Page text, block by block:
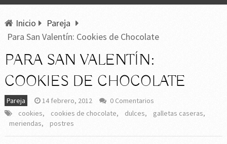
Inicio
Pareja
Para San Valentín: Cookies de Chocolate
PARA SAN VALENTÍN:
COOKIES DE CHOCOLATE
Pareja 14 febrero, 2012
0 Comentarios
cookies, cookies de chocolate, dulces, galletas caseras,
meriendas, postres